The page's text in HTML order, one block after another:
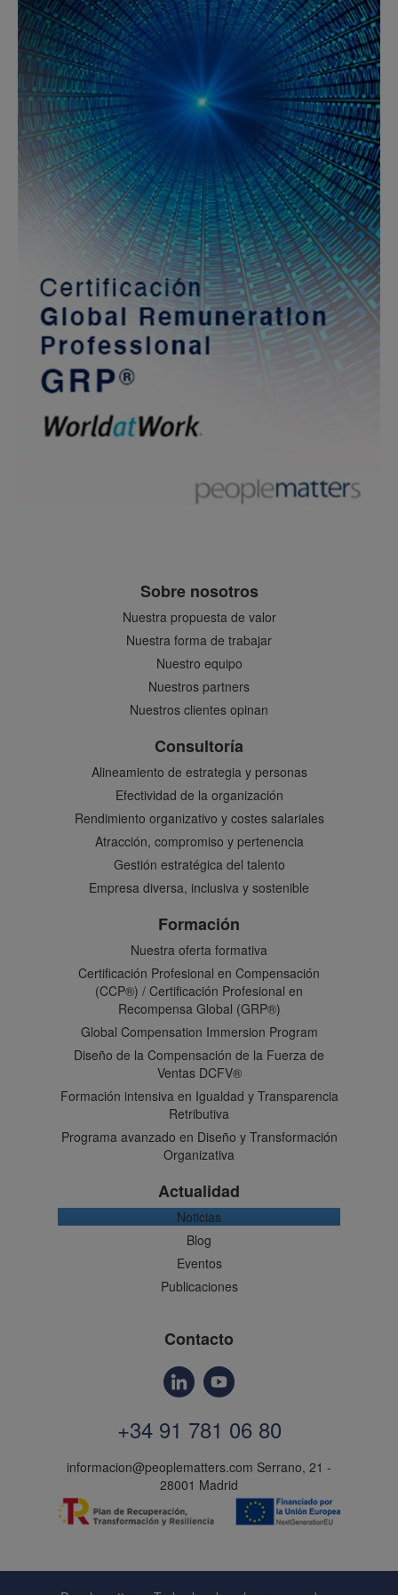
Sobre nosotros
Nuestra propuesta de valor
Nuestra forma de trabajar
Nuestro equipo
Nuestros partners
Nuestros clientes opinan
Consultoría
Alineamiento de estrategia y personas
Efectividad de la organización
Rendimiento organizativo y costes salariales
Atracción, compromiso y pertenencia
Gestión estratégica del talento
Empresa diversa, inclusiva y sostenible
Formación
Nuestra oferta formativa
Certificación Profesional en Compensación
(CCP®) / Certificación Profesional en
Recompensa Global (GRP®)
Global Compensation Immersion Program
Diseño de la Compensación de la Fuerza de
Ventas DCFV®
Formación intensiva en Igualdad y Transparencia
Retributiva
Programa avanzado en Diseño y Transformación
Organizativa
Actualidad
Noticias
Blog
Eventos
Publicaciones
Contacto
+34 91 781 06 80
informacion@peoplematters.com Serrano, 21 -
28001 Madrid